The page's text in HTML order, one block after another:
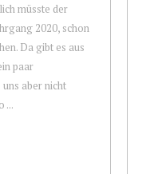
müsste der
2020, schon
Da gibt es aus
paar
aber nicht
...